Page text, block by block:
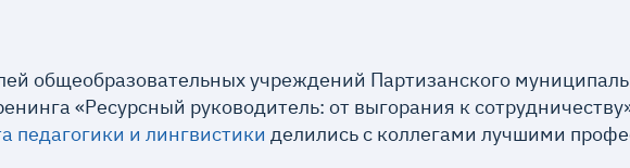
общеобразовательных учреждений Партизанского
«Ресурсный руководитель: от выгорания к
педагогики и лингвистики делились с коллегами лучшими